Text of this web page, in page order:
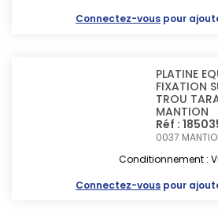
Connectez-vous pour
PLATINE
FIXATION
TROU
MANTION
Réf :
0037
Conditionnement :
Connectez-vous pour